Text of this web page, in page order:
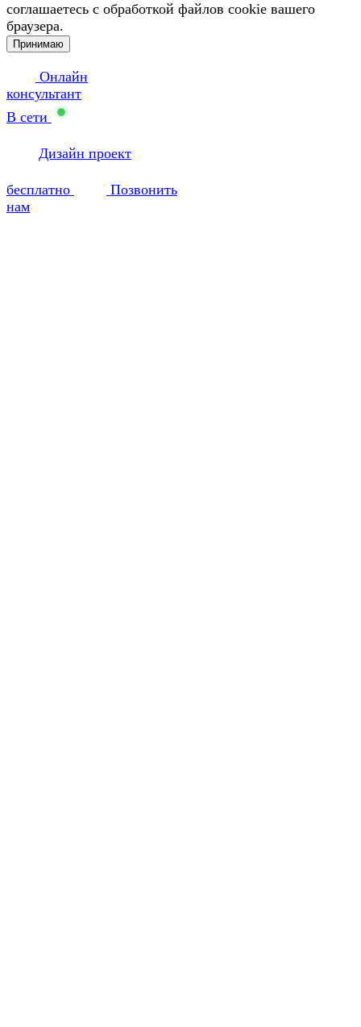
соглашаетесь с обработкой файлов cookie вашего
браузера.
Принимаю
Онлайн
консультант
В сети
Дизайн проект
бесплатно
Позвонить
нам